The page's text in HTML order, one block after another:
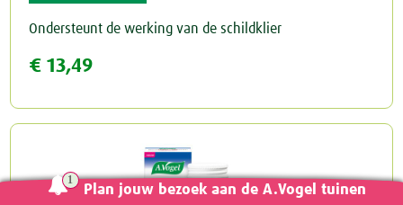
Ondersteunt de werking van de schildklier
€ 13,49
Plan jouw bezoek aan de A.Vogel tuinen